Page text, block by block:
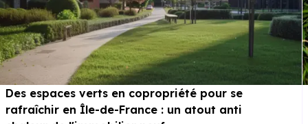
Des espaces verts en copropriété pour se
rafraîchir en Île-de-France : un atout anti